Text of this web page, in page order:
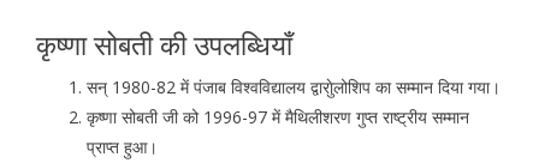
कृष्णा सोबती की उपलब्धियाँ
सन् 1980-82 में पंजाब विश्वविद्यालय द्वाराुेलोशिप का सम्मान दिया गया।
कृष्णा सोबती जी को 1996-97 में मैथिलीशरण गुप्त राष्ट्रीय सम्मान
प्राप्त हुआ।